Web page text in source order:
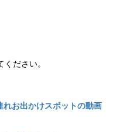
ださい。
れお出かけスポットの動画